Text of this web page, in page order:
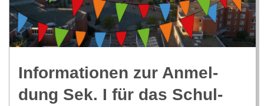
R
E
Infor­ma­tio­nen zur Anmel­
dung Sek. I für das Schul­